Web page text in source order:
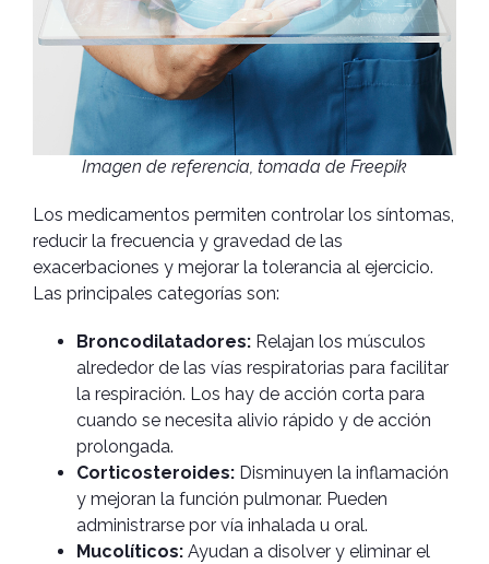
Imagen de referencia, tomada de Freepik
Los medicamentos permiten controlar los síntomas,
reducir la frecuencia y gravedad de las
exacerbaciones y mejorar la tolerancia al ejercicio.
Las principales categorías son:
Broncodilatadores: Relajan los músculos
alrededor de las vías respiratorias para facilitar
la respiración. Los hay de acción corta para
cuando se necesita alivio rápido y de acción
prolongada.
Corticosteroides: Disminuyen la inflamación
y mejoran la función pulmonar. Pueden
administrarse por vía inhalada u oral.
Mucolíticos: Ayudan a disolver y eliminar el